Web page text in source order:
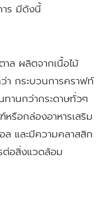
าร มีดังนี้
าล ผลิตจากเนื้อไม้
า กระบวนการคราฟท์
ทานกว่ากระดาษทั่วๆ
รือกล่องอาหารเสริม
และมีความคลาสสิก
ต่อสิ่งแวดล้อม